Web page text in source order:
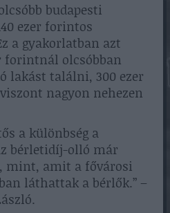
budapesti
ezer forintos
a gyakorlatban azt
forintnál olcsóbban
lakást találni, 300 ezer
nagyon nehezen
a különbség a
bérletidíj-olló már
mint, amit a fővárosi
láthattak a bérlők.” –